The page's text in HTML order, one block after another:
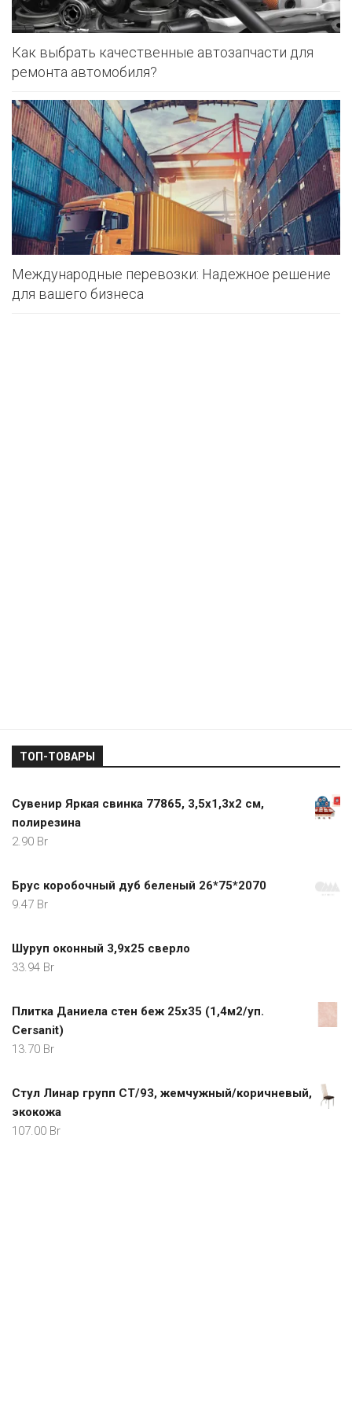
Как выбрать качественные автозапчасти для
ремонта автомобиля?
Международные перевозки: Надежное решение
для вашего бизнеса
ТОП-ТОВАРЫ
Сувенир Яркая свинка 77865, 3,5х1,3х2 см,
полирезина
2.90 Br
Брус коробочный дуб беленый 26*75*2070
9.47 Br
Шуруп оконный 3,9х25 сверло
33.94 Br
Плитка Даниела стен беж 25х35 (1,4м2/уп.
Cersanit)
13.70 Br
Стул Линар групп СТ/93, жемчужный/коричневый,
экокожа
107.00 Br